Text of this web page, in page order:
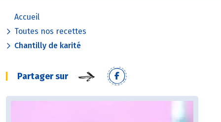
Accueil
Toutes nos recettes
Chantilly de karité
Partager sur